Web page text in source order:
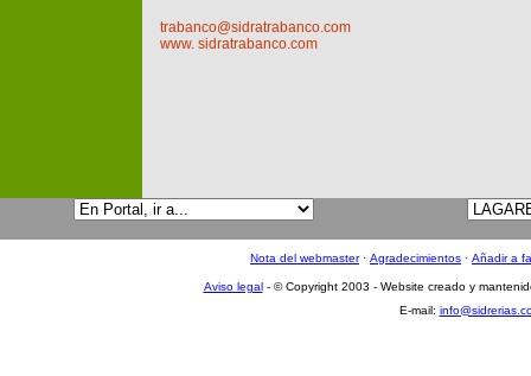
trabanco@sidratrabanco.com
www. sidratrabanco.com
Nota del webmaster· Agradecimientos · Añadir a
Aviso legal- © Copyright 2003 - Website creado y
E-mail: